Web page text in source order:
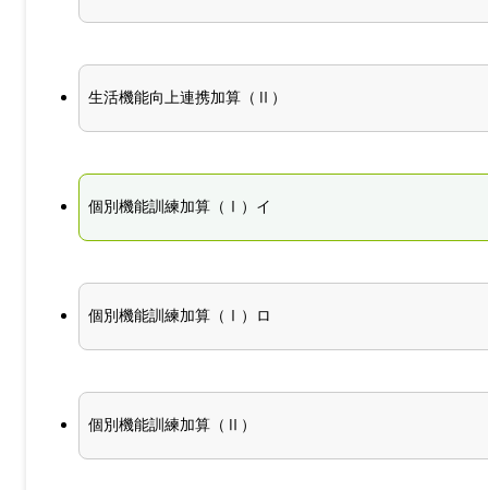
生活機能向上連携加算（Ⅱ）
個別機能訓練加算（Ⅰ）イ
個別機能訓練加算（Ⅰ）ロ
個別機能訓練加算（Ⅱ）